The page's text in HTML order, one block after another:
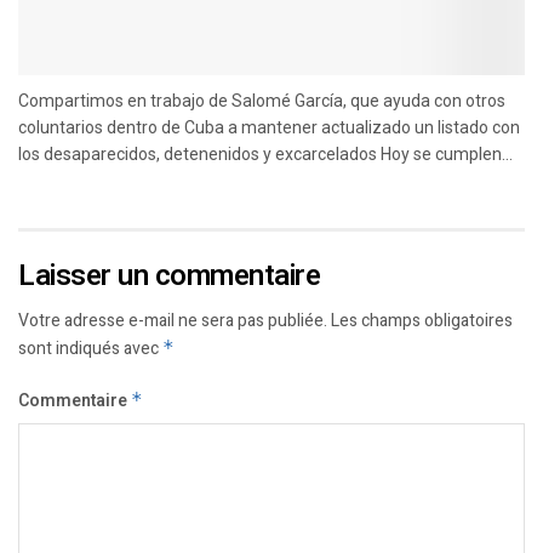
Compartimos en trabajo de Salomé García, que ayuda con otros
coluntarios dentro de Cuba a mantener actualizado un listado con
los desaparecidos, detenenidos y excarcelados Hoy se cumplen...
Laisser un commentaire
Votre adresse e-mail ne sera pas publiée.Les champs obligatoires
sont indiqués avec *
Commentaire *